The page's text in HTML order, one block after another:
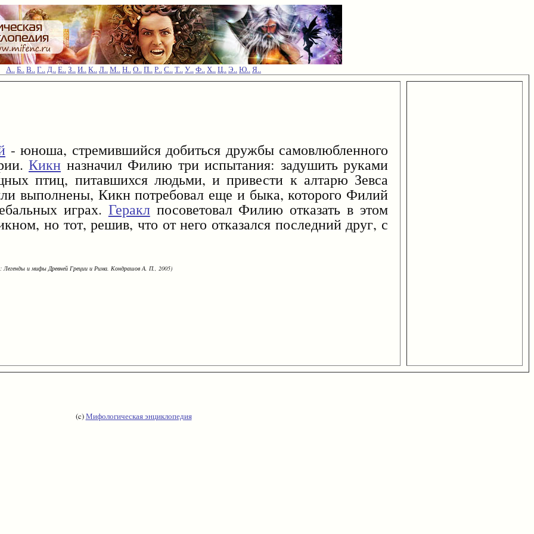
А..Б..В..Г..Д..Е..З..И..К..Л..М..Н..О..П..Р..С..Т..У..Ф..Х..Ц..Э..Ю..Я..
- юноша, стремившийся добиться дружбы самовлюбленного
Кикн назначил Филию три испытания: задушить руками
птиц, питавшихся людьми, и привести к алтарю Зевса
выполнены, Кикн потребовал еще и быка, которого Филий
играх. Гераклпосоветовал Филию отказать в этом
но тот, решив, что от него отказался последний друг, с
Легенды и мифы Древней Греции и Рима. Кондрашов А. П., 2005)
(c)Мифологическая энциклопедия